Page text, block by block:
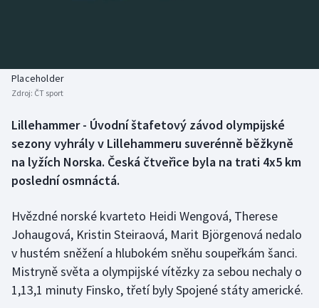
Biatlon
Boby a skeleton
Box
Dostihy
Florbal
Aplikace ČT sport
AZ kvíz
Placeholder
Zdroj: ČT sport
Lillehammer - Úvodní štafetový závod olympijské
sezony vyhrály v Lillehammeru suverénně běžkyně
na lyžích Norska. Česká čtveřice byla na trati 4x5 km
poslední osmnáctá.
Hvězdné norské kvarteto Heidi Wengová, Therese
Johaugová, Kristin Steiraová, Marit Björgenová nedalo
v hustém sněžení a hlubokém sněhu soupeřkám šanci.
Mistryně světa a olympijské vítězky za sebou nechaly o
1,13,1 minuty Finsko, třetí byly Spojené státy americké.